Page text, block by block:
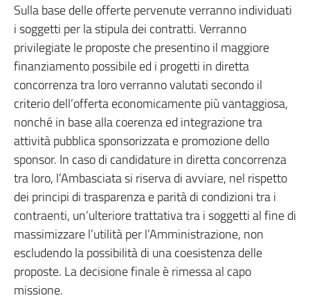
Sulla base delle offerte pervenute verranno individuati
i soggetti per la stipula dei contratti. Verranno
privilegiate le proposte che presentino il maggiore
finanziamento possibile ed i progetti in diretta
concorrenza tra loro verranno valutati secondo il
criterio dell’offerta economicamente più vantaggiosa,
nonché in base alla coerenza ed integrazione tra
attività pubblica sponsorizzata e promozione dello
sponsor. In caso di candidature in diretta concorrenza
tra loro, l’Ambasciata si riserva di avviare, nel rispetto
dei principi di trasparenza e parità di condizioni tra i
contraenti, un’ulteriore trattativa tra i soggetti al fine di
massimizzare l’utilità per l’Amministrazione, non
escludendo la possibilità di una coesistenza delle
proposte. La decisione finale è rimessa al capo
missione.